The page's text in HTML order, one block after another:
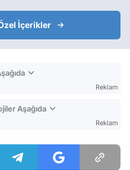
İçerikler
Reklam
Aşağıda
Reklam